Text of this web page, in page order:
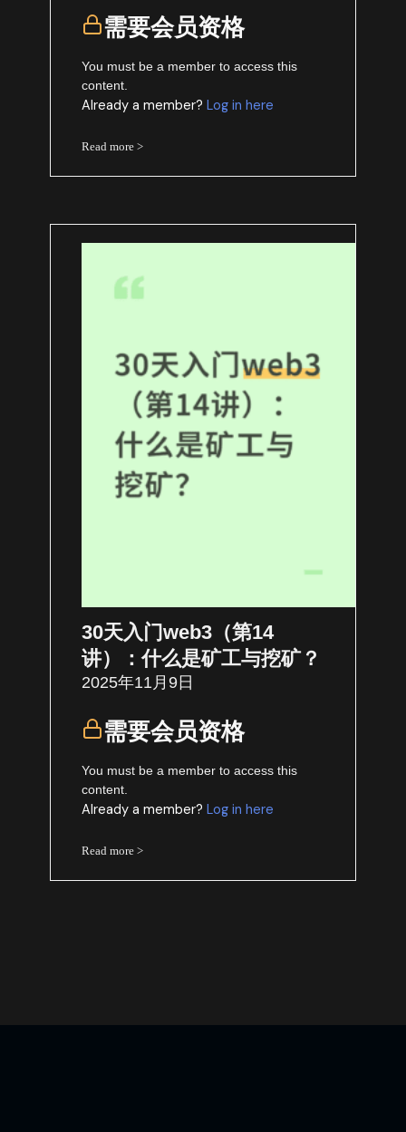
需要会员资格
You must be a member to access this
content.
Already a member?Log in here
Read more >
30天入门web3（第14
讲）：什么是矿工与挖矿？
2025年11月9日
需要会员资格
You must be a member to access this
content.
Already a member?Log in here
Read more >